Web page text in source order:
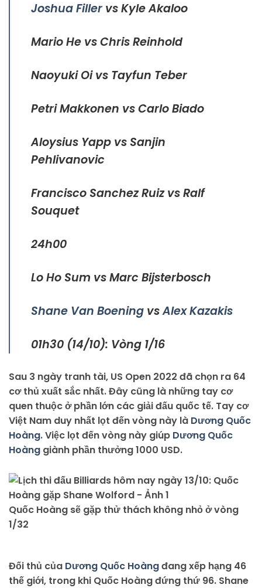
Joshua Filler vs Kyle Akaloo
Mario He vs Chris Reinhold
Naoyuki Oi vs Tayfun Teber
Petri Makkonen vs Carlo Biado
Aloysius Yapp vs Sanjin
Pehlivanovic
Francisco Sanchez Ruiz vs Ralf
Souquet
24h00
Lo Ho Sum vs Marc Bijsterbosch
Shane Van Boening vsAlex Kazakis
01h30 (14/10): Vòng 1/16
Sau 3 ngày tranh tài, US Open 2022 đã chọn ra 64
cơ thủ xuất sắc nhất. Đây cũng là những tay cơ
quen thuộc ở phần lớn các giải đấu quốc tế. Tay cơ
Việt Nam duy nhất lọt đến vòng này là Dương Quốc
Hoàng. Việc lọt đến vòng này giúp Dương Quốc
Hoàng giành phần thưởng 1000 USD.
Quốc Hoàng sẽ gặp thử thách không nhỏ ở vòng
1/32
Đối thủ của Dương Quốc Hoàngđang xếp hạng 46
thế giới, trong khi Quốc Hoàng đứng thứ 96. Shane